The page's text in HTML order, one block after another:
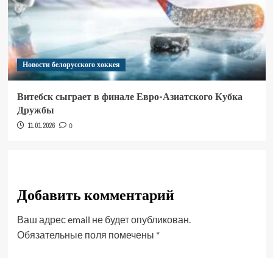
Новости белорусского хоккея
Витебск сыграет в финале Евро-Азиатского Кубка
Дружбы
11.01.2026 0
Добавить комментарий
Ваш адрес email не будет опубликован.
Обязательные поля помечены *